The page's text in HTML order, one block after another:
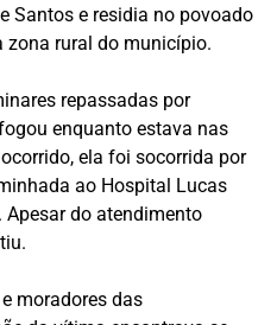
Santos e residia no povoado
zona rural do município.
repassadas por
enquanto estava nas
ela foi socorrida por
ao Hospital Lucas
Apesar do atendimento
moradores das